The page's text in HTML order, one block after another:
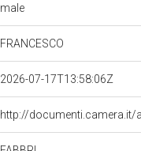
male
FRANCESCO
2026-07-17T13:58:06Z
http://